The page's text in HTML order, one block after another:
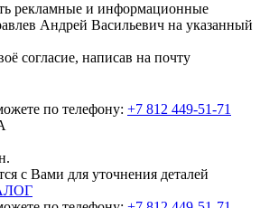
рекламные и информационные
Андрей Васильевич на указанный
согласие, написав на почту
по телефону: +7 812 449-51-71
с Вами для уточнения деталей